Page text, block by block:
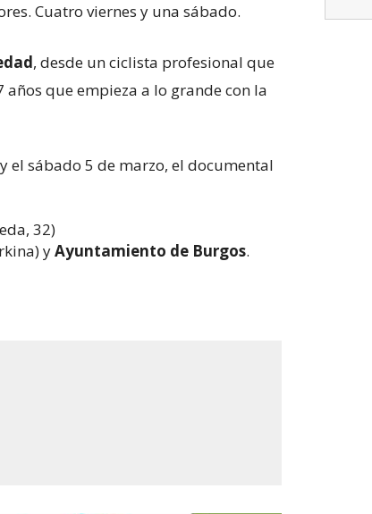
Cuatro viernes y una sábado.
, desde un ciclista profesional que
años que empieza a lo grande con la
el sábado 5 de marzo, el documental
32)
yAyuntamiento de Burgos.